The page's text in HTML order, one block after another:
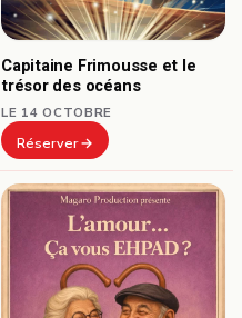
Capitaine Frimousse et le
trésor des océans
LE 14 OCTOBRE
Réserver